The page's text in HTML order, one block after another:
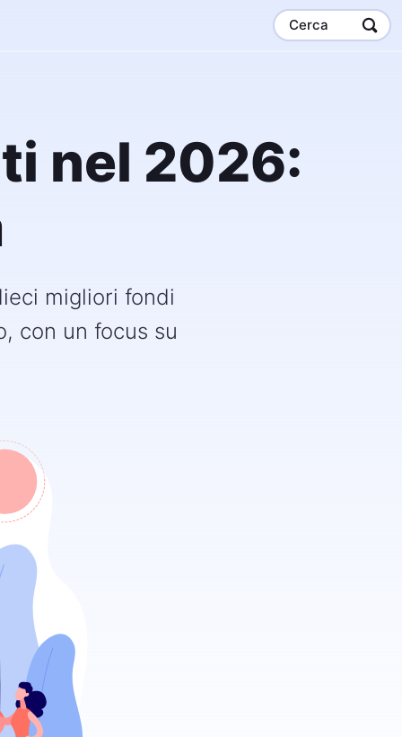
Cerca
nel 2026:
migliori fondi
con un focus su